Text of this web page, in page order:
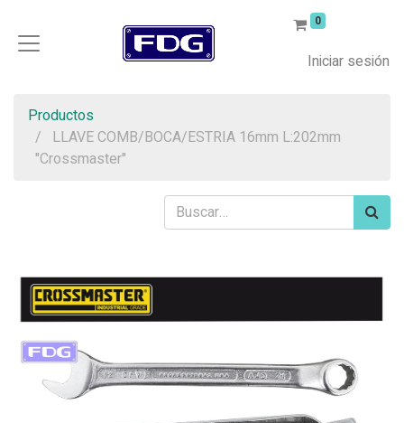
0
Iniciar sesión
Productos
LLAVE COMB/BOCA/ESTRIA 16mm L:202mm
"Crossmaster"